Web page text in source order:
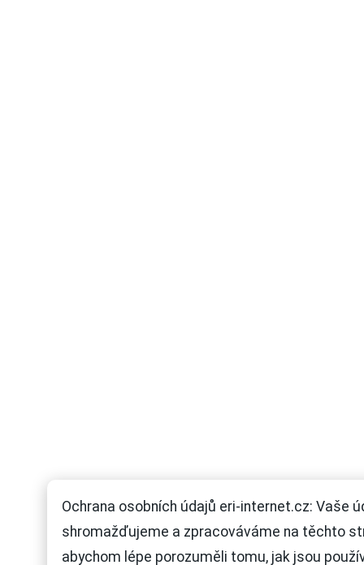
Ochrana osobních údajů eri-internet.cz: Vaše
shromažďujeme a zpracováváme na těchto
abychom lépe porozuměli tomu, jak jsou